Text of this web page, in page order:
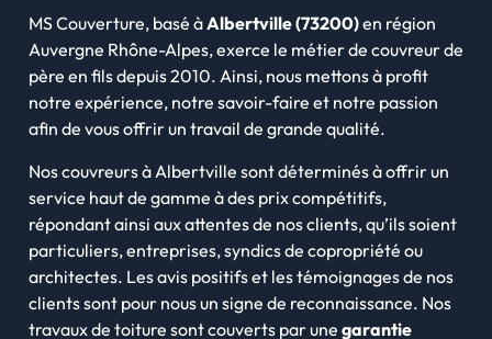
MS Couverture, basé àAlbertville (73200)en région
Auvergne Rhône-Alpes, exerce le métier de couvreur de
père en fils depuis 2010. Ainsi, nous mettons à profit
notre expérience, notre savoir-faire et notre passion
afin de vous offrir un travail de grande qualité.
Nos couvreurs à Albertville sont déterminés à offrir un
service haut de gamme à des prix compétitifs,
répondant ainsi aux attentes de nos clients, qu’ils soient
particuliers, entreprises, syndics de copropriété ou
architectes. Les avis positifs et les témoignages de nos
clients sont pour nous un signe de reconnaissance. Nos
travaux de toiture sont couverts par une garantie